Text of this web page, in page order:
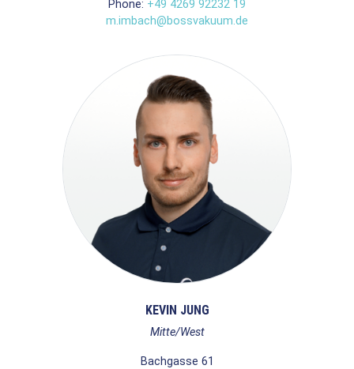
Phone: +49 4269 92232 19
m.imbach@bossvakuum.de
KEVIN JUNG
Mitte/West
Bachgasse 61